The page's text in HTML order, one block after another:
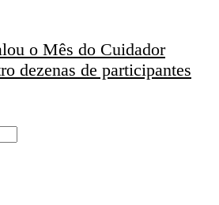
o Mês do Cuidador
dezenas de participantes